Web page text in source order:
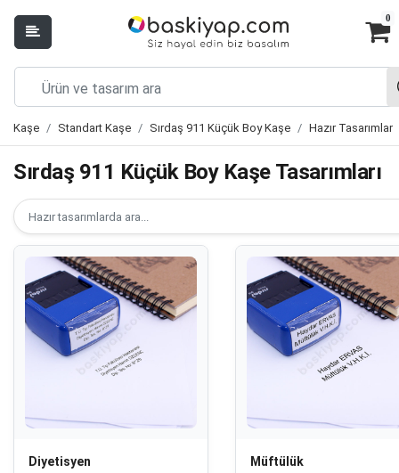
0
Kaşe Standart Kaşe Sırdaş 911 Küçük Boy Kaşe Hazır Tasarımlar
Sırdaş 911 Küçük Boy Kaşe Tasarımları
Diyetisyen Müftülük